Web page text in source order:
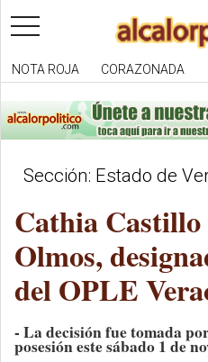
toggle
navigation
NOTA ROJA CORAZONADA
Sección: Estado de
Cathia
Olmos,
del OPLE
- La decisión fue tomada
posesión este sábado 1 de